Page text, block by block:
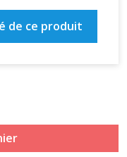
de ce produit